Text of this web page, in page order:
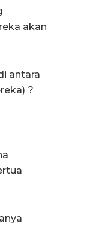
akan
antara
?